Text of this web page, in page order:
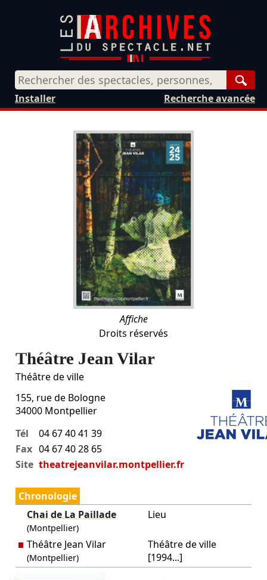
Recherche avancée
Installer
Affiche
Droits réservés
Théâtre Jean Vilar
Théâtre de ville
155, rue de Bologne
34000 Montpellier
Tél
04 67 40 41 39
Fax 04 67 40 28 65
Site theatrejeanvilar.montpellier.fr
Chronologie
Chai de La Paillade
(Montpellier)
Lieu
Théâtre Jean Vilar
(Montpellier)
Théâtre de ville
[1994...]